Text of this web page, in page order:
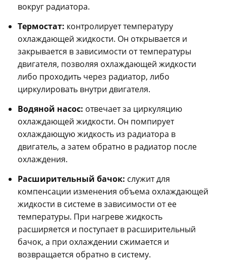
вокруг радиатора.
Термостат: контролирует температуру
охлаждающей жидкости. Он открывается и
закрывается в зависимости от температуры
двигателя, позволяя охлаждающей жидкости
либо проходить через радиатор, либо
циркулировать внутри двигателя.
Водяной насос: отвечает за циркуляцию
охлаждающей жидкости. Он помпирует
охлаждающую жидкость из радиатора в
двигатель, а затем обратно в радиатор после
охлаждения.
Расширительный бачок: служит для
компенсации изменения объема охлаждающей
жидкости в системе в зависимости от ее
температуры. При нагреве жидкость
расширяется и поступает в расширительный
бачок, а при охлаждении сжимается и
возвращается обратно в систему.